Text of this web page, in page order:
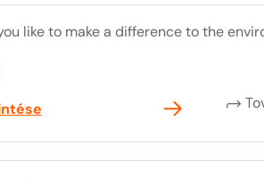
like to make a difference to the